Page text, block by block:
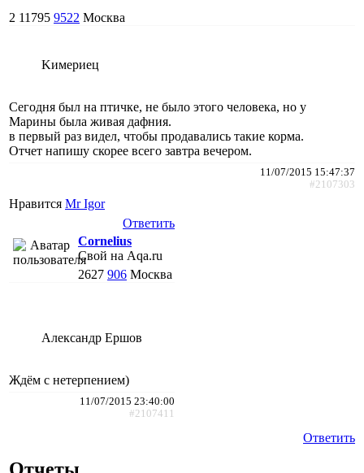
2 11795 9522 Москва
Kимериец
Сегодня был на птичке, не было этого человека, но у
Марины была живая дафния.
в первый раз видел, чтобы продавались такие корма.
Отчет напишу скорее всего завтра вечером.
11/07/2015 15:47:37
#2107303
Нравится Mr Igor
Ответить
Cornelius
Свой на Aqa.ru
2627 906 Москва
Александр Ершов
Ждём с нетерпением)
11/07/2015 23:40:00
#2107411
Ответить